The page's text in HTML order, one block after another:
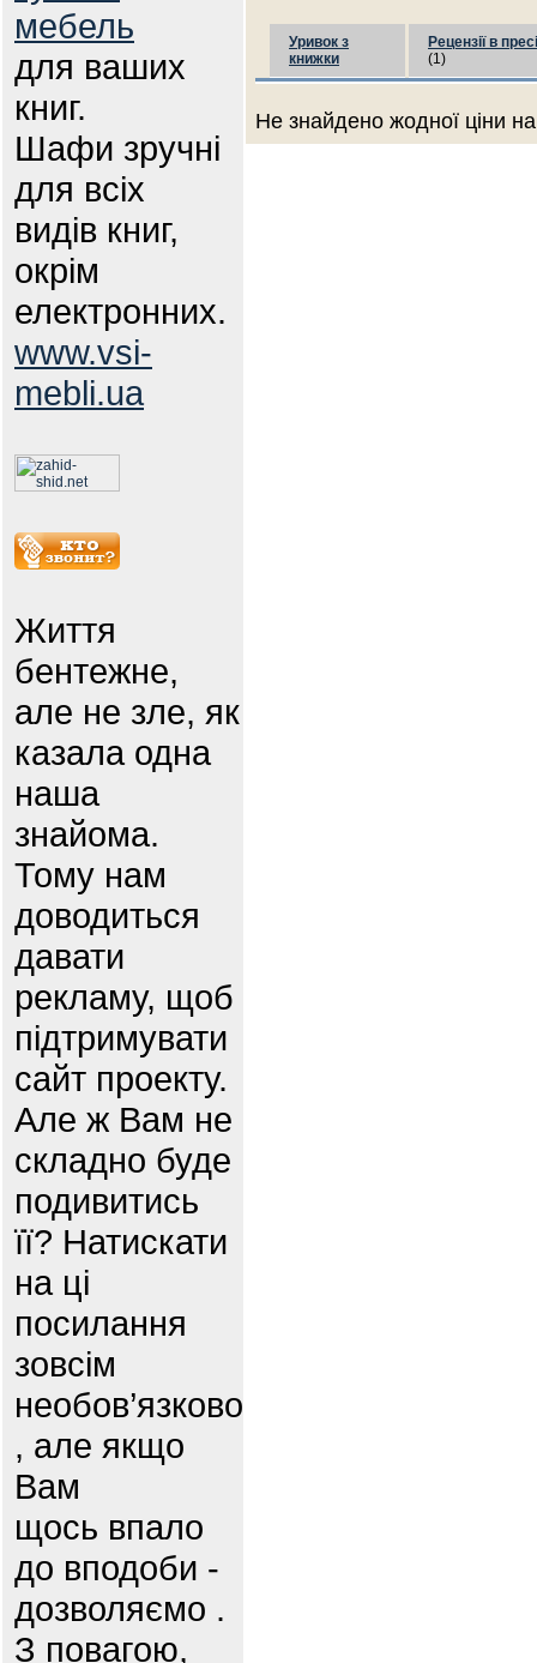
мебель
для ваших
книг.
Шафи зручні
для всіх
видів книг,
окрім
електронних.
www.vsi-
mebli.ua
Життя
бентежне,
але не зле, як
казала одна
наша
знайома.
Тому нам
доводиться
давати
рекламу, щоб
підтримувати
сайт проекту.
Але ж Вам не
складно буде
подивитись
її? Натискати
на ці
посилання
зовсім
необов’язково
, але якщо
Вам
щось впало
до вподоби -
дозволяємо .
З повагою,
Уривок з
книжки
Рецензії в пресі
(1)
Не знайдено жодної ціни